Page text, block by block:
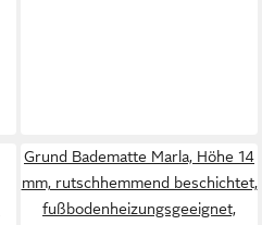
Grund Badematte Marla, Höhe 14
mm, rutschhemmend beschichtet,
fußbodenheizungsgeeignet,